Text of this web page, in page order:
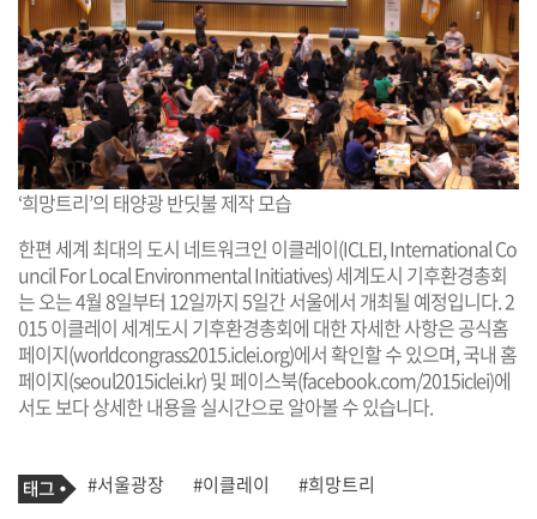
‘희망트리’의 태양광 반딧불 제작 모습
한편 세계 최대의 도시 네트워크인 이클레이(ICLEI, International Co
uncil For Local Environmental Initiatives) 세계도시 기후환경총회
는 오는 4월 8일부터 12일까지 5일간 서울에서 개최될 예정입니다. 2
015 이클레이 세계도시 기후환경총회에 대한 자세한 사항은 공식홈
페이지(worldcongrass2015.iclei.org)에서 확인할 수 있으며, 국내 홈
페이지(seoul2015iclei.kr) 및 페이스북(facebook.com/2015iclei)에
서도 보다 상세한 내용을 실시간으로 알아볼 수 있습니다.
기
사
태
그
#서울광장 #이클레이 #희망트리